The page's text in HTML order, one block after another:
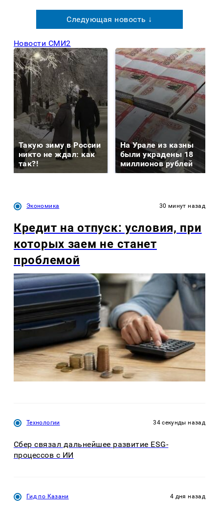
Следующая новость ↓
Новости СМИ2
Такую зиму в России
никто не ждал: как
так?!
На Урале из казны
были украдены 18
миллионов рублей
Экономика 30 минут назад
Кредит на отпуск: условия, при
которых заем не станет
проблемой
Технологии 34 секунды назад
Сбер связал дальнейшее развитие ESG-
процессов с ИИ
Гид по Казани 4 дня назад